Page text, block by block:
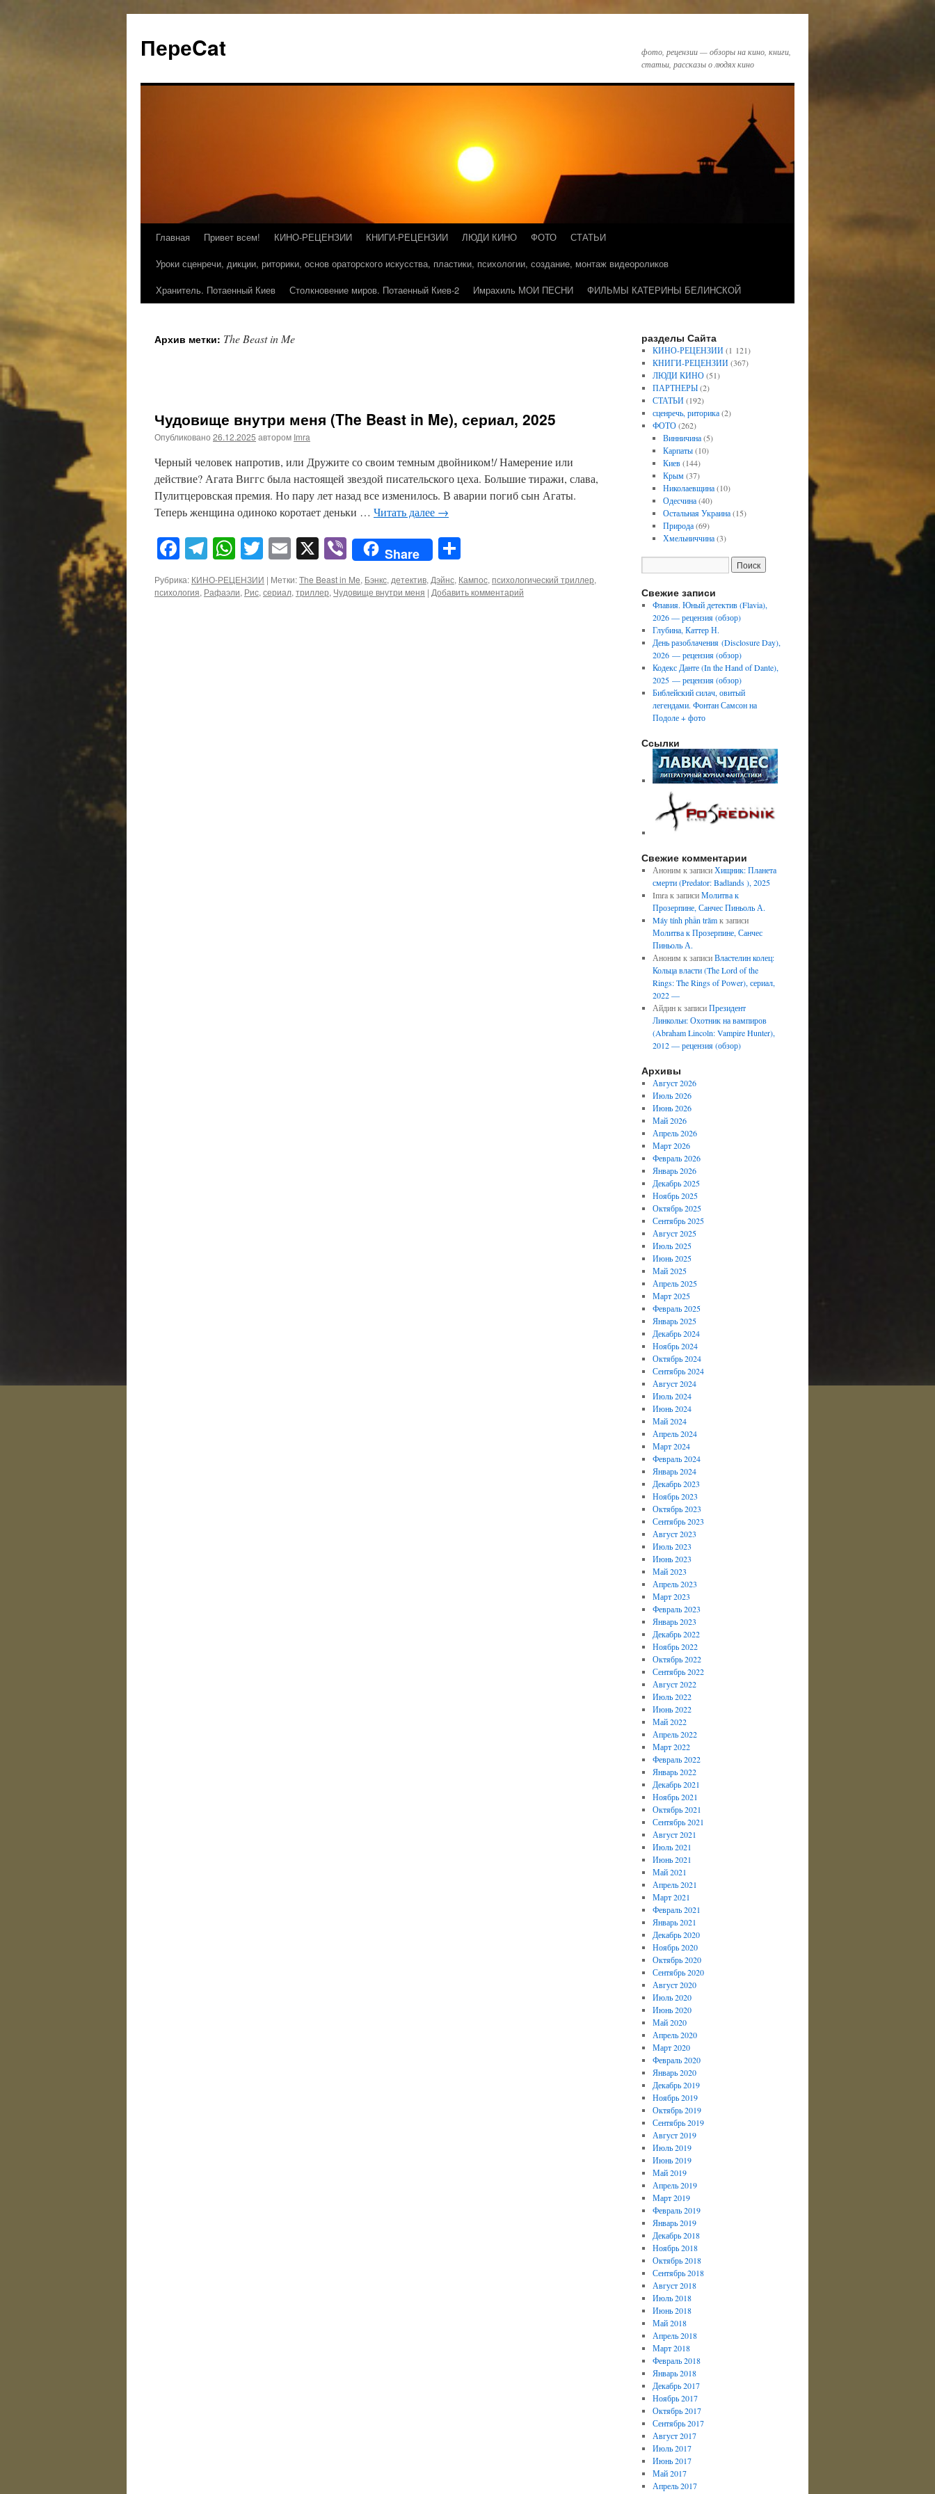
ПереCat
фото, рецензии — обзоры на кино, книги,
статьи, рассказы о людях кино
Главная Привет всем! КИНО-РЕЦЕНЗИИ КНИГИ-РЕЦЕНЗИИ ЛЮДИ КИНО ФОТО
СТАТЬИ
Уроки сценречи, дикции, риторики, основ ораторского искусства, пластики, психологии, создание, монтаж видеороликов
Хранитель. Потаенный Киев
Столкновение миров. Потаенный Киев-2 Имрахиль МОИ ПЕСНИ ФИЛЬМЫ КАТЕРИНЫ БЕЛИНСКОЙ
Архив метки: The Beast in Me
Чудовище внутри меня (The Beast in Me), сериал, 2025
Опубликовано 26.12.2025 автором Imra
Черный человек напротив, или Дружите со своим темным двойником!/ Намерение или
действие? Агата Виггс была настоящей звездой писательского цеха. Большие тиражи, слава,
Пулитцеровская премия. Но пару лет назад все изменилось. В аварии погиб сын Агаты.
Теперь женщина одиноко коротает деньки … Читать далее →
Facebook
Telegram
WhatsApp
Twitter
Email
X ViberShare
Рубрика: КИНО-РЕЦЕНЗИИ | Метки:The Beast in Me, Бэнкс,детектив,Дэйнс, Кампос,психологический триллер,
психология, Рафаэли, Рис,сериал,триллер, Чудовище внутри меня | Добавить комментарий
разделы Сайта
КИНО-РЕЦЕНЗИИ(1 121)
КНИГИ-РЕЦЕНЗИИ(367)
ЛЮДИ КИНО(51)
ПАРТНЕРЫ(2)
СТАТЬИ(192)
сценречь, риторика(2)
ФОТО(262)
Винничина(5)
Карпаты(10)
Киев(144)
Крым(37)
Николаевщина(10)
Одесчина(40)
Остальная Украина(15)
Природа(69)
Хмельниччина(3)
Свежие записи
Флавия. Юный детектив (Flavia),
2026 — рецензия (обзор)
Глубина, Каттер Н.
День разоблачения (Disclosure Day),
2026 — рецензия (обзор)
Кодекс Данте (In the Hand of Dante),
2025 — рецензия (обзор)
Библейский силач, овитый
легендами. Фонтан Самсон на
Подоле + фото
Ссылки
Свежие комментарии
Аноним к записиХищник: Планета
смерти (Predator: Badlands ), 2025
Imraк записиМолитва к
Прозерпине, Санчес Пиньоль А.
Máy tính phần trămк записи
Молитва к Прозерпине, Санчес
Пиньоль А.
Аноним к записиВластелин колец:
Кольца власти (The Lord of the
Rings: The Rings of Power), сериал,
2022 —
Айдинк записиПрезидент
Линкольн: Охотник на вампиров
(Abraham Lincoln: Vampire Hunter),
2012 — рецензия (обзор)
Архивы
Август 2026
Июль 2026
Июнь 2026
Май 2026
Апрель 2026
Март 2026
Февраль 2026
Январь 2026
Декабрь 2025
Ноябрь 2025
Октябрь 2025
Сентябрь 2025
Август 2025
Июль 2025
Июнь 2025
Май 2025
Апрель 2025
Март 2025
Февраль 2025
Январь 2025
Декабрь 2024
Ноябрь 2024
Октябрь 2024
Сентябрь 2024
Август 2024
Июль 2024
Июнь 2024
Май 2024
Апрель 2024
Март 2024
Февраль 2024
Январь 2024
Декабрь 2023
Ноябрь 2023
Октябрь 2023
Сентябрь 2023
Август 2023
Июль 2023
Июнь 2023
Май 2023
Апрель 2023
Март 2023
Февраль 2023
Январь 2023
Декабрь 2022
Ноябрь 2022
Октябрь 2022
Сентябрь 2022
Август 2022
Июль 2022
Июнь 2022
Май 2022
Апрель 2022
Март 2022
Февраль 2022
Январь 2022
Декабрь 2021
Ноябрь 2021
Октябрь 2021
Сентябрь 2021
Август 2021
Июль 2021
Июнь 2021
Май 2021
Апрель 2021
Март 2021
Февраль 2021
Январь 2021
Декабрь 2020
Ноябрь 2020
Октябрь 2020
Сентябрь 2020
Август 2020
Июль 2020
Июнь 2020
Май 2020
Апрель 2020
Март 2020
Февраль 2020
Январь 2020
Декабрь 2019
Ноябрь 2019
Октябрь 2019
Сентябрь 2019
Август 2019
Июль 2019
Июнь 2019
Май 2019
Апрель 2019
Март 2019
Февраль 2019
Январь 2019
Декабрь 2018
Ноябрь 2018
Октябрь 2018
Сентябрь 2018
Август 2018
Июль 2018
Июнь 2018
Май 2018
Апрель 2018
Март 2018
Февраль 2018
Январь 2018
Декабрь 2017
Ноябрь 2017
Октябрь 2017
Сентябрь 2017
Август 2017
Июль 2017
Июнь 2017
Май 2017
Апрель 2017